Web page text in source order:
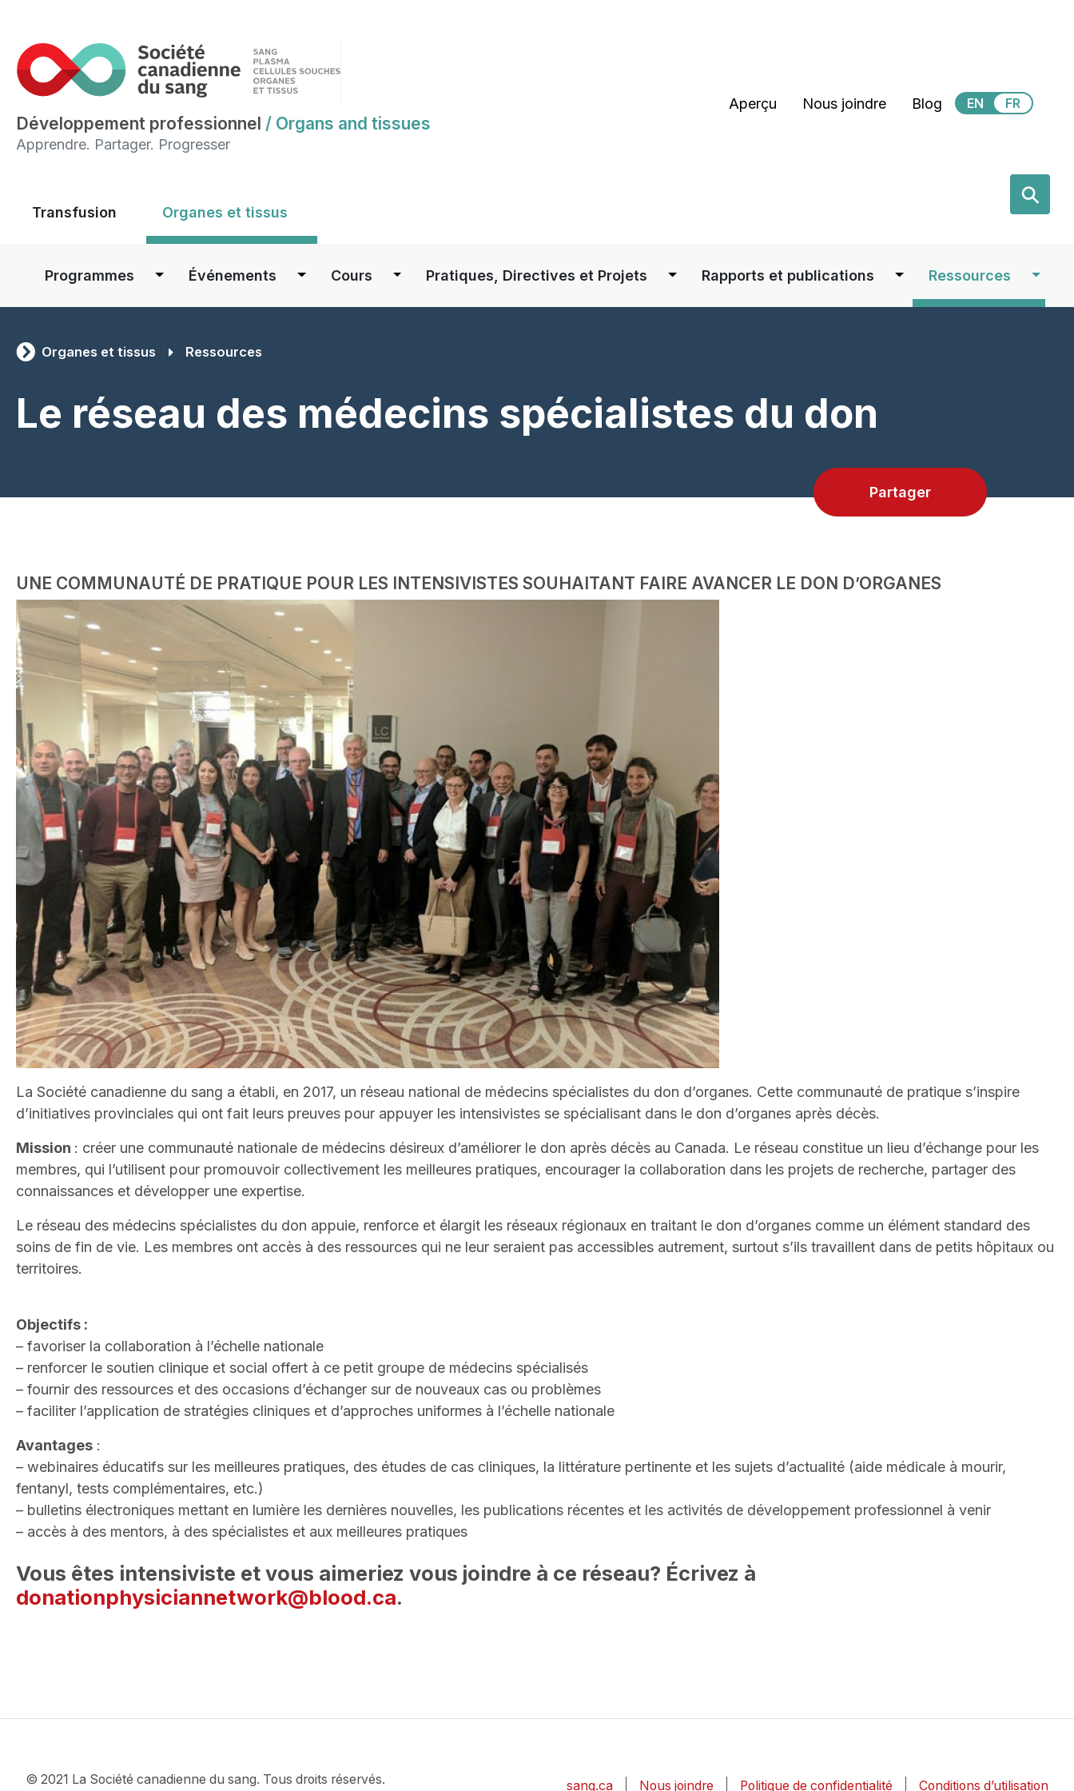
Développement professionnel / Organs and tissues
Apprendre. Partager. Progresser
Secondary Menu
Aperçu Nous joindre Blog EN FR
Transfusion Organes et tissus
⚲
Programmes Événements Cours Pratiques, Directives et Projets Rapports et publications Ressources
Organes et tissus Ressources
Le réseau des médecins spécialistes du don
Partager
UNE COMMUNAUTÉ DE PRATIQUE POUR LES INTENSIVISTES SOUHAITANT FAIRE AVANCER LE DON D’ORGANES
La Société canadienne du sang a établi, en 2017, un réseau national de médecins spécialistes du don d’organes. Cette communauté de pratique s’inspire
d’initiatives provinciales qui ont fait leurs preuves pour appuyer les intensivistes se spécialisant dans le don d’organes après décès.
Mission : créer une communauté nationale de médecins désireux d’améliorer le don après décès au Canada. Le réseau constitue un lieu d’échange pour les
membres, qui l’utilisent pour promouvoir collectivement les meilleures pratiques, encourager la collaboration dans les projets de recherche, partager des
connaissances et développer une expertise.
Le réseau des médecins spécialistes du don appuie, renforce et élargit les réseaux régionaux en traitant le don d’organes comme un élément standard des
soins de fin de vie. Les membres ont accès à des ressources qui ne leur seraient pas accessibles autrement, surtout s’ils travaillent dans de petits hôpitaux ou
territoires.
Objectifs :
– favoriser la collaboration à l’échelle nationale
– renforcer le soutien clinique et social offert à ce petit groupe de médecins spécialisés
– fournir des ressources et des occasions d’échanger sur de nouveaux cas ou problèmes
– faciliter l’application de stratégies cliniques et d’approches uniformes à l’échelle nationale
Avantages :
– webinaires éducatifs sur les meilleures pratiques, des études de cas cliniques, la littérature pertinente et les sujets d’actualité (aide médicale à mourir,
fentanyl, tests complémentaires, etc.)
– bulletins électroniques mettant en lumière les dernières nouvelles, les publications récentes et les activités de développement professionnel à venir
– accès à des mentors, à des spécialistes et aux meilleures pratiques
Vous êtes intensiviste et vous aimeriez vous joindre à ce réseau? Écrivez à
donationphysiciannetwork@blood.ca.
© 2021 La Société canadienne du sang. Tous droits réservés. sang.ca Nous joindre Politique de confidentialité Conditions d’utilisation